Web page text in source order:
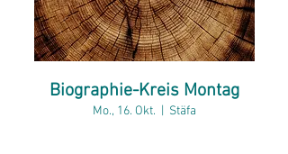
Biographie-Kreis Montag
Mo., 16. Okt. Stäfa